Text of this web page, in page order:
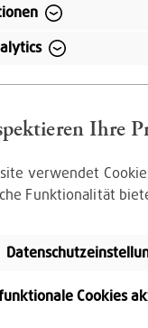
Kauf auf
Kostenlose
Ihre
verwendet
Funktionalität
Cookies